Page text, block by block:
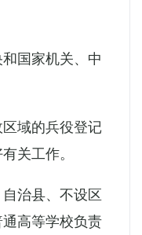
国家机关、中
域的兵役登记
关工作。
治县、不设区
高等学校负责